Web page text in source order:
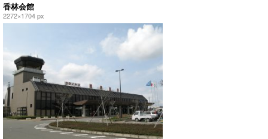
香林会館
2272×1704 px